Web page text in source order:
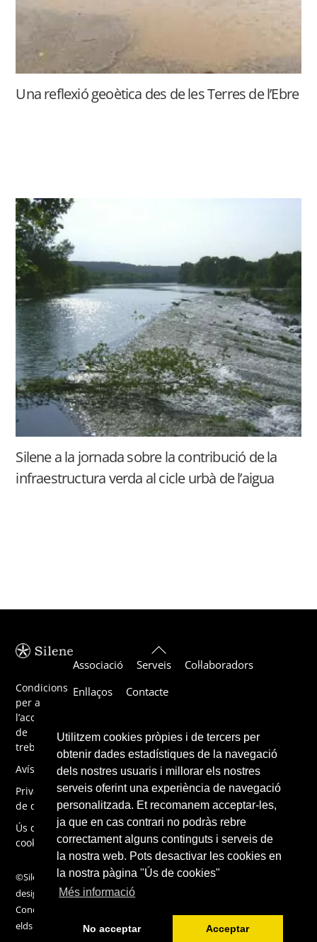
Utilitzem cookies pròpies i de tercers per
obtenir dades estadístiques de la navegació
dels nostres usuaris i millorar els nostres
serveis oferint una experiència de navegació
personalitzada. Et recomanem acceptar-les,
ja que en cas contrari no podràs rebre
correctament alguns continguts i serveis de
la nostra web. Pots desactivar les cookies en
la nostra pàgina "Ús de cookies"
Més informació
No acceptar Acceptar
Una reflexió geoètica des de les Terres de l’Ebre
Silene a la jornada sobre la contribució de la
infraestructura verda al cicle urbà de l’aigua
Back
To
Top
Condicions
per a
l’acceptació
de
treballs
Avís legal
Privacitat
de dades
Ús de
cookies
©Silene 2019,
design by
ConcentricFi
elds
Associació Serveis
Col·laboradors
Enllaços
Contacte